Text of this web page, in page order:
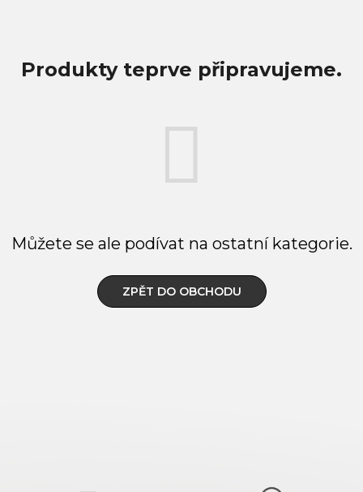
Produkty teprve připravujeme.
Můžete se ale podívat na ostatní kategorie.
ZPĚT DO OBCHODU